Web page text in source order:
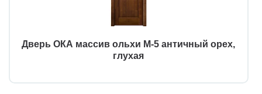
Дверь ОКА массив ольхи М-5 античный орех,
глухая